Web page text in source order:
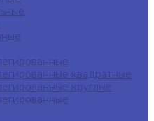
квадратные
круглые